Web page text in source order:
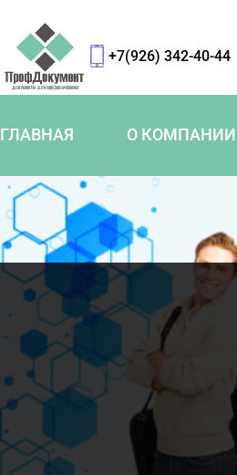
+7(926) 342-40-44
ГЛАВНАЯ О КОМПАНИИ